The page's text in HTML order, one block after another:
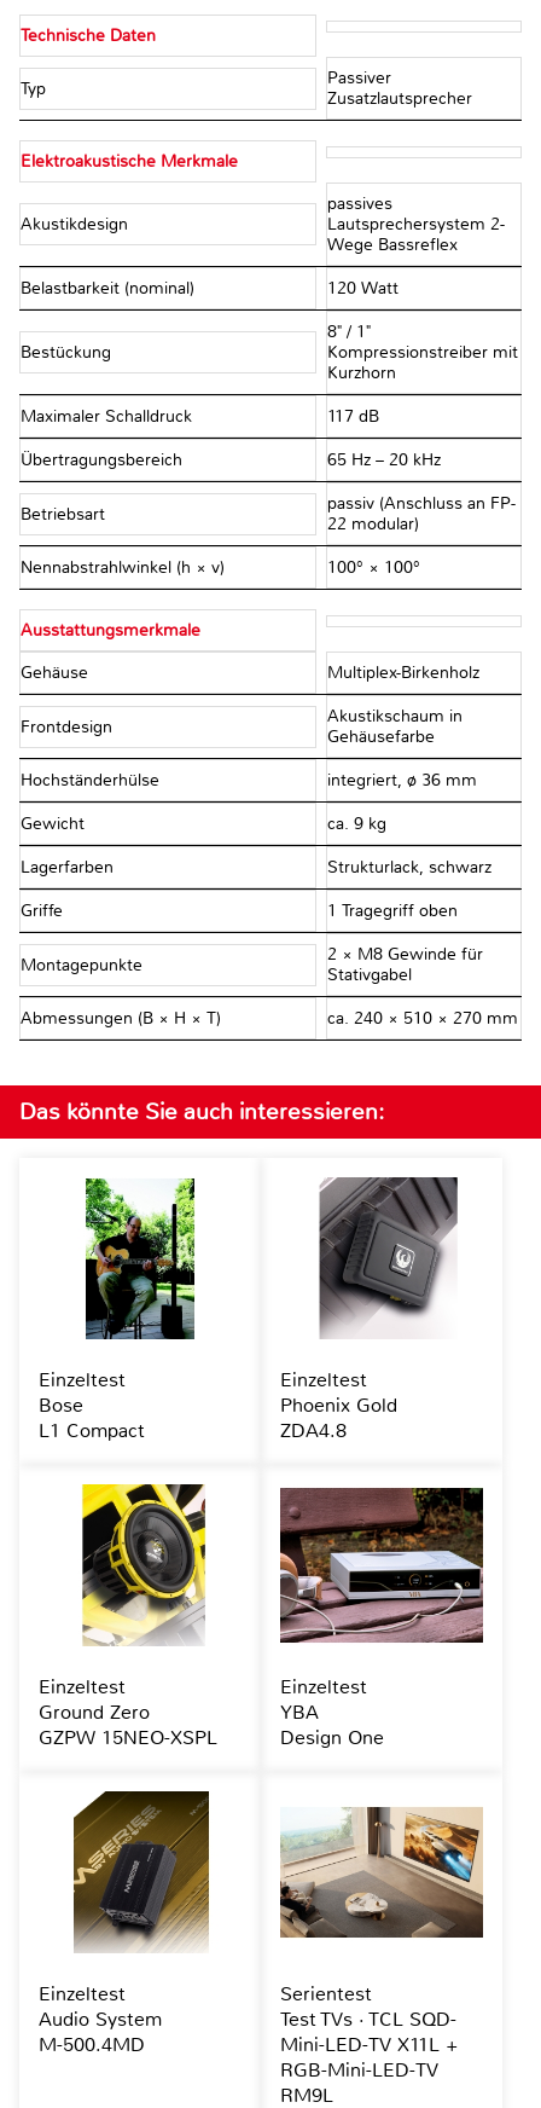
Technische Daten
Typ
Passiver
Zusatzlautsprecher
Elektroakustische Merkmale
Akustikdesign
passives
Lautsprechersystem 2-
Wege Bassreflex
Belastbarkeit (nominal) 120 Watt
Bestückung
8" / 1"
Kompressionstreiber mit
Kurzhorn
Maximaler Schalldruck 117 dB
Übertragungsbereich 65 Hz – 20 kHz
Betriebsart
passiv (Anschluss an FP-
22 modular)
Nennabstrahlwinkel (h × v) 100° × 100°
Ausstattungsmerkmale
Gehäuse Multiplex-Birkenholz
Frontdesign
Akustikschaum in
Gehäusefarbe
Hochständerhülse integriert, ø 36 mm
Gewicht ca. 9 kg
Lagerfarben Strukturlack, schwarz
Griffe 1 Tragegriff oben
Montagepunkte
2 × M8 Gewinde für
Stativgabel
Abmessungen (B × H × T) ca. 240 × 510 × 270 mm
Das könnte Sie auch interessieren:
Einzeltest
Bose
L1 Compact
Einzeltest
Phoenix Gold
ZDA4.8
Einzeltest
Ground Zero
GZPW 15NEO-XSPL
Einzeltest
YBA
Design One
Einzeltest
Audio System
M-500.4MD
Serientest
Test TVs · TCL SQD-
Mini-LED-TV X11L +
RGB-Mini-LED-TV
RM9L